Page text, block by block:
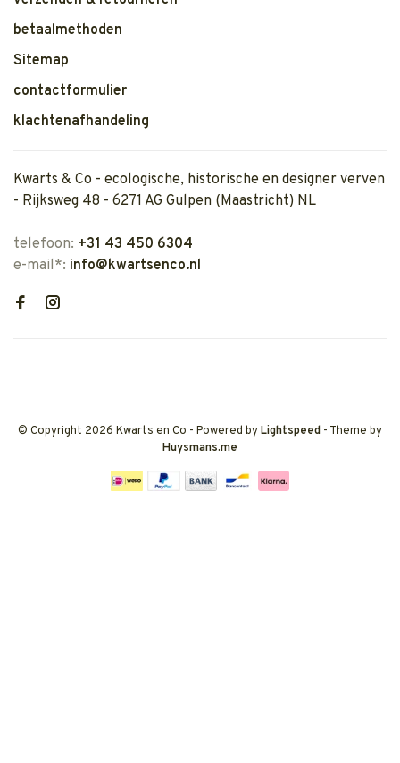
betaalmethoden
Sitemap
contactformulier
klachtenafhandeling
Kwarts & Co - ecologische, historische en designer verven
- Rijksweg 48 - 6271 AG Gulpen (Maastricht) NL
telefoon: +31 43 450 6304
e-mail*: info@kwartsenco.nl
© Copyright 2026 Kwarts en Co - Powered byLightspeed - Theme by
Huysmans.me